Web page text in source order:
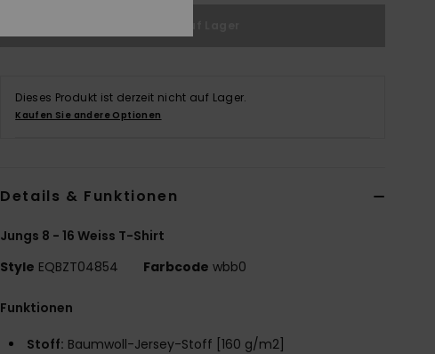
Dieses Produkt ist derzeit nicht auf Lager.
Kaufen Sie andere Optionen
Details & Funktionen
Jungs 8 - 16 Weiss T-Shirt
Style EQBZT04854 Farbcode wbb0
Funktionen
Stoff: Baumwoll-Jersey-Stoff [160 g/m2]